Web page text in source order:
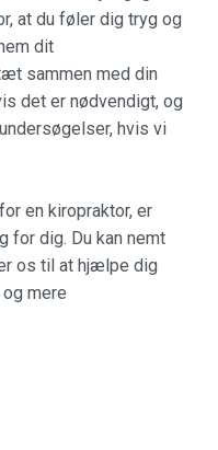
at du føler dig tryg og
dit
sammen med din
det er nødvendigt, og
hvis vi
en kiropraktor, er
for dig. Du kan nemt
os til at hjælpe dig
mere